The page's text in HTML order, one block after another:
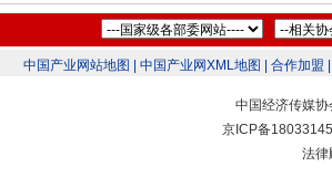
中国产业网站地图 | 中国产业网XML地图 | 合作加盟 |
中国经济传媒
京ICP备
法